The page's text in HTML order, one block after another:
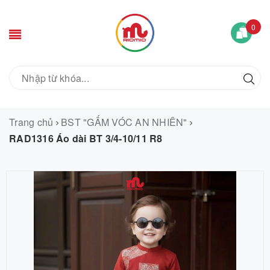
0
Trang chủ
BST "GẤM VÓC AN NHIÊN"
RAD1316 Áo dài BT 3/4-10/11 R8